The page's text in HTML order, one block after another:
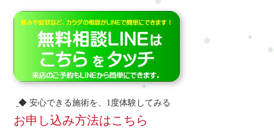
◆ 安心できる施術を、1度体験してみる
お申し込み方法はこちら